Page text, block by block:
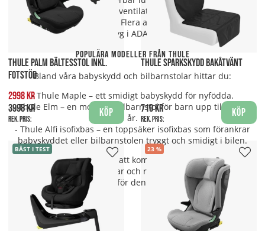
god ventilation.
- Prisbelönta modeller: Flera av Thules stolar har fått
toppbetyg i ADAC tester.
Populära modeller från Thule
Bland våra babyskydd och bilbarnstolar hittar du:
- Thule Maple – ett smidigt babyskydd för nyfödda.
- Thule Elm – en modulär bilbarnstol för barn upp till cirka 4
år.
- Thule Alfi isofixbas – en toppsäker isofixbas som förankrar
babyskyddet eller bilbarnstolen tryggt och smidigt i bilen.
Thule babyskydd är enkla att kombinera med Thules övriga
sortiment, t.ex. barnvagnar och resesystem, vilket gör dem
extra praktiska för den aktiva familjen.
THULE PALM BÄLTESSTOL INKL.
FOTSTÖD
2998 kr
3998 kr
Rek. pris:
Köp
THULE SPARKSKYDD BAKÅTVÄNT
719 kr
Rek. pris:
Köp
BÄST I TEST 23